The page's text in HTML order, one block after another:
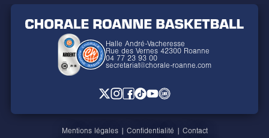
Halle André-Vacheresse
Rue des Vernes 42300 Roanne
04 77 23 93 00
secretariat@chorale-roanne.com
Mentions légales| Confidentialité Contact